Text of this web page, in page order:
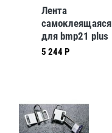
Лента
самоклеящаяся
для bmp21 plus
M21-250-595-YL
5 244 Р